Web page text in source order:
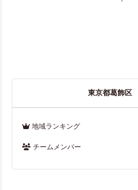
東京都葛飾区
地域ランキング
チームメンバー